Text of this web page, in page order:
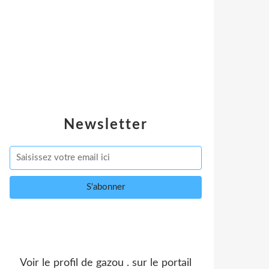
Newsletter
Voir le profil de gazou . sur le portail